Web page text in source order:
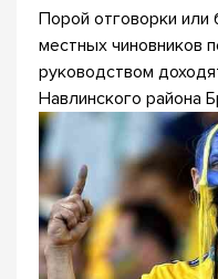
Порой отговорки или
местных чиновников
руководством
Навлинского района